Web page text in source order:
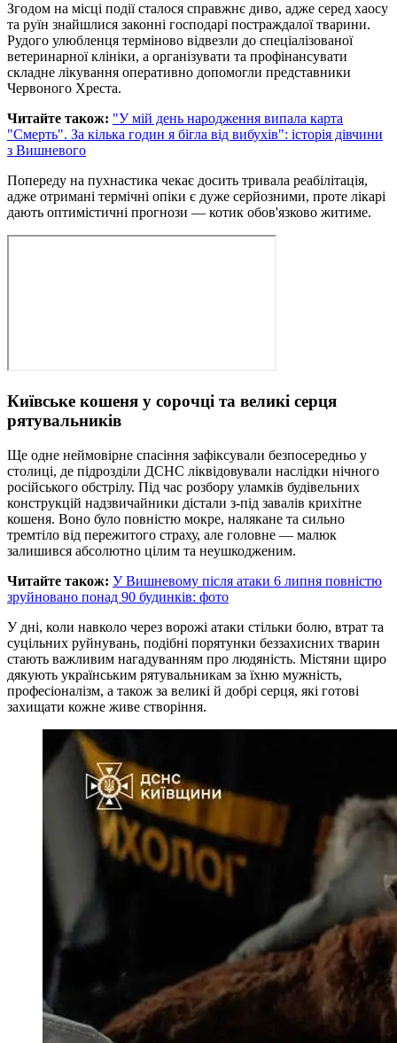
Згодом на місці події сталося справжнє диво, адже серед хаосу
та руїн знайшлися законні господарі постраждалої тварини.
Рудого улюбленця терміново відвезли до спеціалізованої
ветеринарної клініки, а організувати та профінансувати
складне лікування оперативно допомогли представники
Червоного Хреста.
Читайте також: "У мій день народження випала карта
"Смерть". За кілька годин я бігла від вибухів": історія дівчини
з Вишневого
Попереду на пухнастика чекає досить тривала реабілітація,
адже отримані термічні опіки є дуже серйозними, проте лікарі
дають оптимістичні прогнози — котик обов'язково житиме.
Київське кошеня у сорочці та великі серця
рятувальників
Ще одне неймовірне спасіння зафіксували безпосередньо у
столиці, де підрозділи ДСНС ліквідовували наслідки нічного
російського обстрілу. Під час розбору уламків будівельних
конструкцій надзвичайники дістали з-під завалів крихітне
кошеня. Воно було повністю мокре, налякане та сильно
тремтіло від пережитого страху, але головне — малюк
залишився абсолютно цілим та неушкодженим.
Читайте також: У Вишневому після атаки 6 липня повністю
зруйновано понад 90 будинків: фото
У дні, коли навколо через ворожі атаки стільки болю, втрат та
суцільних руйнувань, подібні порятунки беззахисних тварин
стають важливим нагадуванням про людяність. Містяни щиро
дякують українським рятувальникам за їхню мужність,
професіоналізм, а також за великі й добрі серця, які готові
захищати кожне живе створіння.